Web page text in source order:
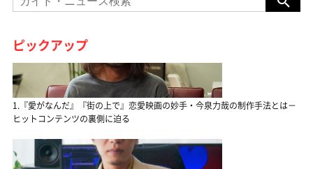
ピックアップ
1.『愛がなんだ』『街の上で』恋愛映画の妙手・今泉力哉の制作手法とは－
ヒットコンテンツの裏側に迫る